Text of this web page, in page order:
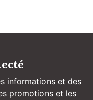
informations et des
promotions et les